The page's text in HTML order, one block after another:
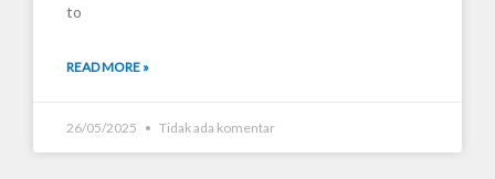
to
READ MORE »
26/05/2025 Tidak ada komentar